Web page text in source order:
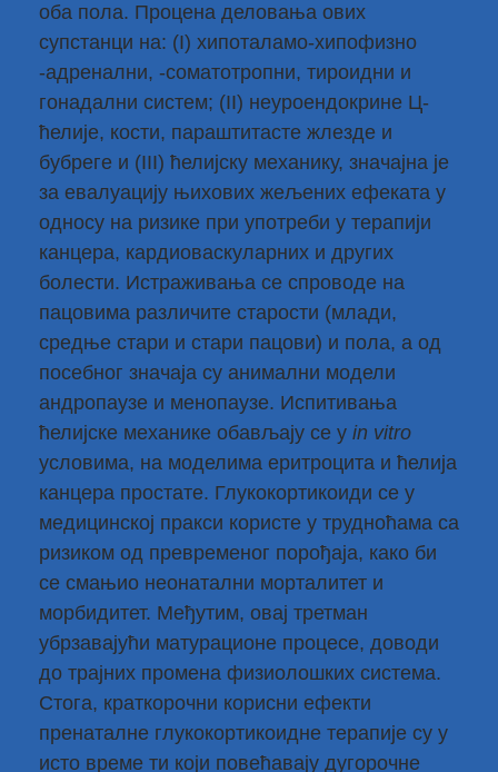
оба пола. Процена деловања ових
супстанци на: (I) хипоталамо-хипофизно
-адренални, -соматотропни, тироидни и
гонадални систем; (II) неуроендокрине Ц-
ћелије, кости, параштитасте жлезде и
бубреге и (III) ћелијску механику, значајна је
за евалуацију њихових жељених ефеката у
односу на ризике при употреби у терапији
канцера, кардиоваскуларних и других
болести. Истраживања се спроводе на
пацовима различите старости (млади,
средње стари и стари пацови) и пола, а од
посебног значаја су анимални модели
андропаузе и менопаузе. Испитивања
ћелијске механике обављају се у in vitro
условима, на моделима еритроцита и ћелија
канцера простате. Глукокортикоиди се у
медицинској пракси користе у трудноћама са
ризиком од превременог порођаја, како би
се смањио неонатални морталитет и
морбидитет. Међутим, овај третман
убрзавајући матурационе процесе, доводи
до трајних промена физиолошких система.
Стога, краткорочни корисни ефекти
пренаталне глукокортикоидне терапије су у
исто време ти који повећавају дугорочне